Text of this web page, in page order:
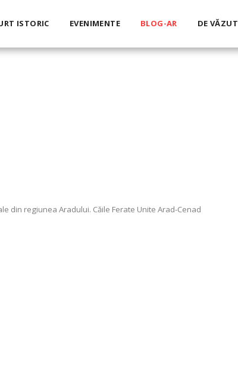
ISTORIC EVENIMENTE BLOG-AR DE VĂZUT
din regiunea Aradului. Căile Ferate Unite Arad-Cenad